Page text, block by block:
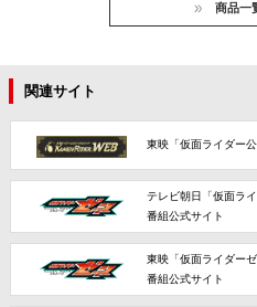
商品一
関連サイト
東映「仮面ライダー
テレビ朝日「仮面ライ
番組公式サイト
東映「仮面ライダーゼ
番組公式サイト